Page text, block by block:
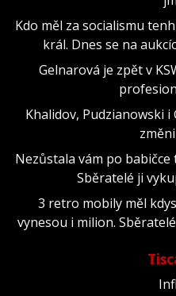
Kdo měl za socialismu
král. Dnes se na
Gelnarová je zpět v
Khalidov, Pudzianowski
Nezůstala vám po
Sběratelé ji
3 retro mobily měl
vynesou i milion.